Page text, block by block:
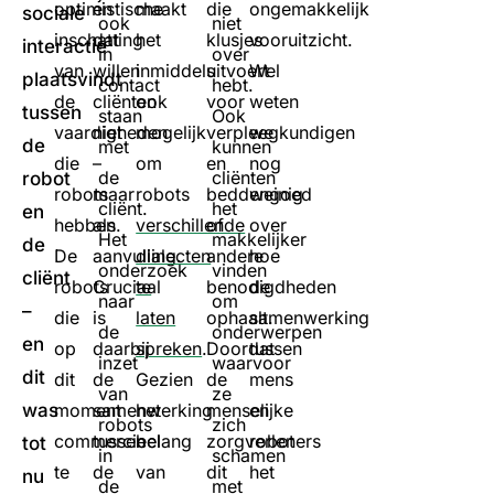
sociale
interactie
plaatsvindt
tussen
de
robot
en
de
cliënt
–
en
dit
was
tot
nu
optimistische
inschatting
van
de
vaardigheden
die
robots
hebben.
De
robots
die
op
dit
moment
commercieel
te
en
dat
willen
cliënten
niet
–
maar
als
aanvulling.
Cruciaal
is
daarbij
de
samenwerking
tussen
de
ook
in
contact
staan
met
de
cliënt.
Het
onderzoek
naar
de
inzet
van
robots
in
de
maakt
het
inmiddels
ook
mogelijk
om
robots
verschillende
dialecten
te
laten
spreken.
Gezien
het
belang
van
die
klusjes
uitvoert
voor
verpleegkundigen
en
beddengoed
of
andere
benodigdheden
ophaalt.
Doordat
de
menselijke
zorgverleners
dit
niet
over
hebt.
Ook
kunnen
cliënten
het
makkelijker
vinden
om
onderwerpen
waarvoor
ze
zich
schamen
met
ongemakkelijk
vooruitzicht.
Wel
weten
we
nog
weinig
over
hoe
de
samenwerking
tussen
mens
en
robot
het